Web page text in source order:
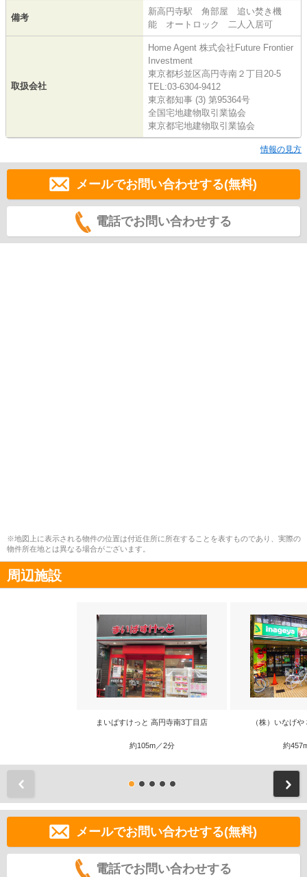
備考
新高円寺駅 角部屋 追い焚き機
能 オートロック 二人入居可
取扱会社
Home Agent 株式会社Future Frontier
Investment
東京都杉並区高円寺南２丁目20-5
TEL:03-6304-9412
東京都知事 (3) 第95364号
全国宅地建物取引業協会
東京都宅地建物取引業協会
情報の見方
メールでお問い合わせする(無料)
電話でお問い合わせする
※地図上に表示される物件の位置は付近住所に所在することを表すものであり、実際の
物件所在地とは異なる場合がございます。
周辺施設
まいばすけっと 高円寺南3丁目店
約105m／2分
（株）いなげ
約
メールでお問い合わせする(無料)
電話でお問い合わせする